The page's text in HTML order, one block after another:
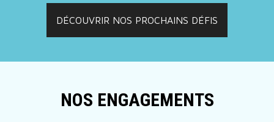
DÉCOUVRIR NOS PROCHAINS DÉFIS
NOS ENGAGEMENTS